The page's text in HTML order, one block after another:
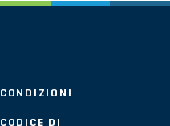
CONDIZIONI
CODICE DI